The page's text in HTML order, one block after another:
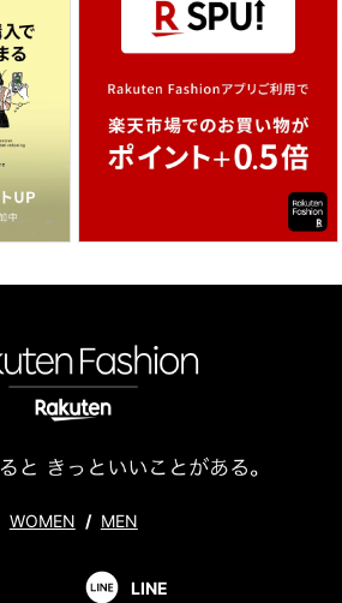
WOMEN / MEN
LINE